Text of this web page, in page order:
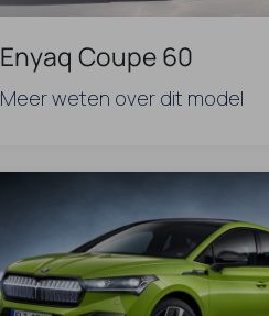
Enyaq Coupe 60
Meer weten over dit model